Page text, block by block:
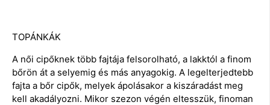
TOPÁNKÁK
A női cipőknek több fajtája felsorolható, a lakktól a finom
bőrön át a selyemig és más anyagokig. A legelterjedtebb
fajta a bőr cipők, melyek ápolásakor a kiszáradást meg
kell akadályozni. Mikor szezon végén eltesszük, finoman